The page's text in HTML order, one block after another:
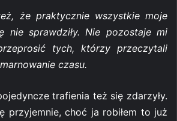
że praktycznie wszystkie moje
nie sprawdziły. Nie pozostaje mi
tych, którzy przeczytali
czasu.
trafienia też się zdarzyły.
przyjemnie, choć ja robiłem to już